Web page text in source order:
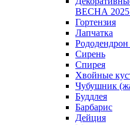
ВЕСНА 2025
Гортензия
Лапчатка
Рододендрон
Сирень
Спирея
Хвойные
Чубушник
Буддлея
Барбарис
Дейция